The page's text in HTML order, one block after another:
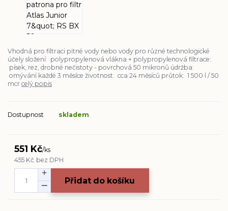
Vhodná pro filtraci pitné vody nebo vody pro různé technologické
účely složení: polypropylenová vlákna + polypropylenová filtrace:
písek, rez, drobné nečistoty - povrchová 50 mikronů údržba:
omývání každé 3 měsíce životnost: cca 24 měsíců průtok: 1 500 l / 50
mcr celý popis
Dostupnost skladem
551 Kč/ks
455 Kč bez DPH
Přidat do košíku